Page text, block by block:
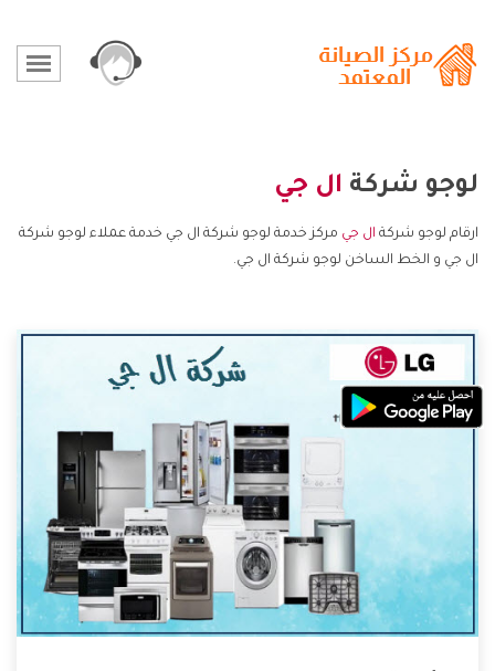
لوجو شركة ال جي
ارقام لوجو شركة ال جي مركز خدمة لوجو شركة ال جي خدمة عملاء لوجو شركة
ال جي و الخط الساخن لوجو شركة ال جي.